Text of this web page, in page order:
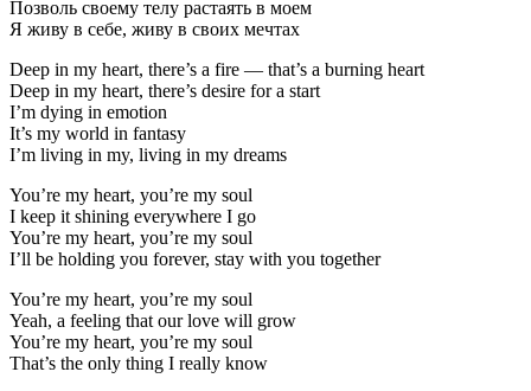
Позволь своему телу растаять в моем
Я живу в себе, живу в своих мечтах
Deep in my heart, there’s a fire — that’s a burning heart
Deep in my heart, there’s desire for a start
I’m dying in emotion
It’s my world in fantasy
I’m living in my, living in my dreams
You’re my heart, you’re my soul
I keep it shining everywhere I go
You’re my heart, you’re my soul
I’ll be holding you forever, stay with you together
You’re my heart, you’re my soul
Yeah, a feeling that our love will grow
You’re my heart, you’re my soul
That’s the only thing I really know